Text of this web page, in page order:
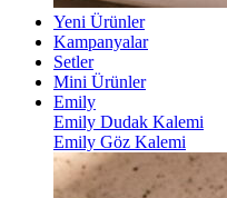
Yeni Ürünler
Kampanyalar
Setler
Mini Ürünler
Emily
Emily Dudak Kalemi
Emily Göz Kalemi